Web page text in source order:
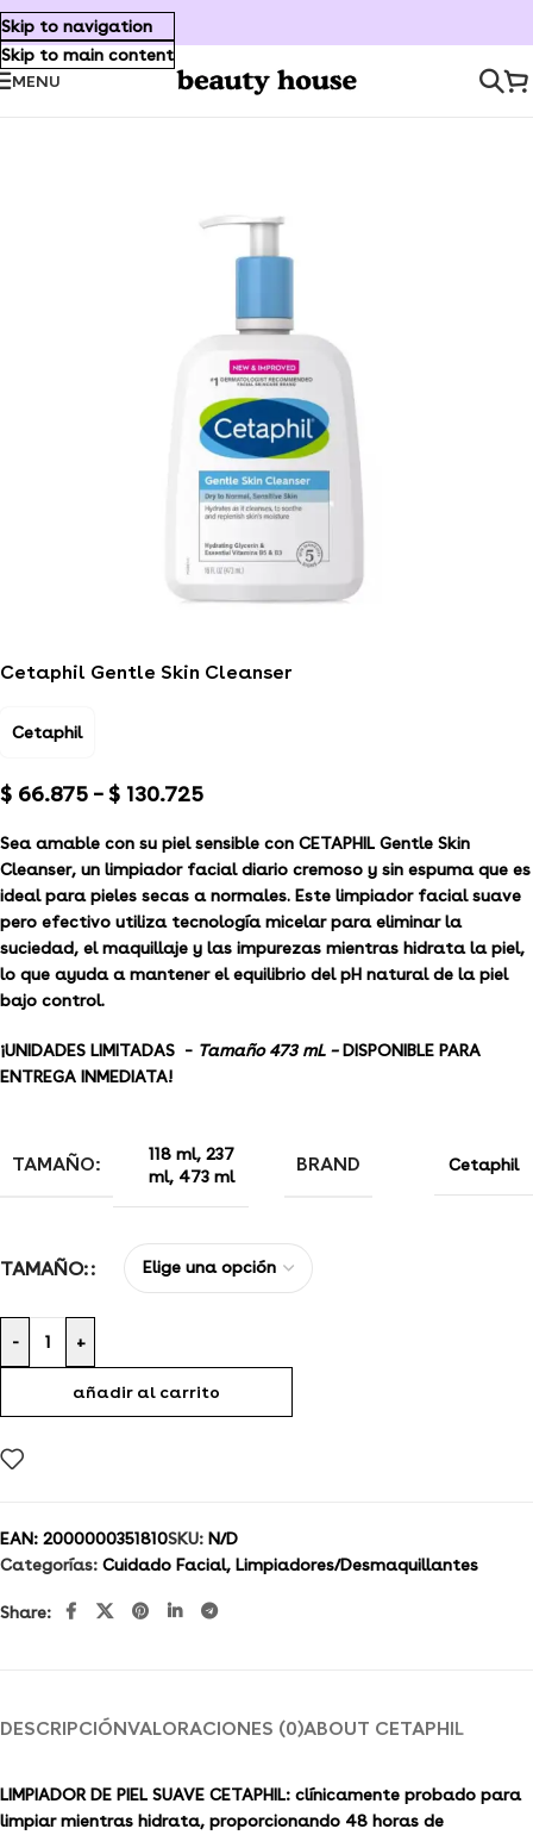
Skip to navigation
Skip to main content
MENU
Cetaphil Gentle Skin Cleanser
Cetaphil
$ 66.875 – $ 130.725
Sea amable con su piel sensible con CETAPHIL Gentle Skin
Cleanser, un limpiador facial diario cremoso y sin espuma que es
ideal para pieles secas a normales. Este limpiador facial suave
pero efectivo utiliza tecnología micelar para eliminar la
suciedad, el maquillaje y las impurezas mientras hidrata la piel,
lo que ayuda a mantener el equilibrio del pH natural de la piel
bajo control.
¡UNIDADES LIMITADAS – Tamaño 473 mL –DISPONIBLE PARA
ENTREGA INMEDIATA!
TAMAÑO: 118 ml, 237
ml, 473 ml
BRAND Cetaphil
TAMAÑO:
- +
añadir al carrito
EAN: 2000000351810SKU: N/D
Categorías: Cuidado Facial, Limpiadores/Desmaquillantes
Share:
DESCRIPCIÓNVALORACIONES (0)ABOUT CETAPHIL
LIMPIADOR DE PIEL SUAVE CETAPHIL: clínicamente probado para
limpiar mientras hidrata, proporcionando 48 horas de